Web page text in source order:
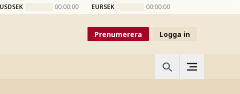
USDSEK 00:00:00 EURSEK 00:00:00
Prenumerera Logga in